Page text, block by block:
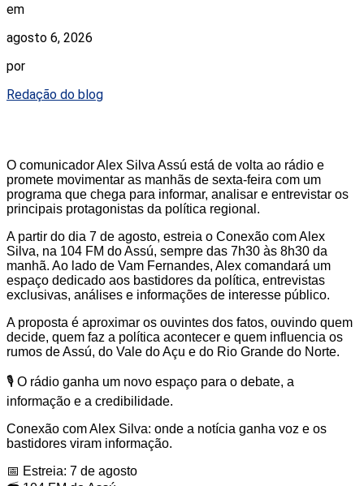
em
agosto 6, 2026
por
Redação do blog
O comunicador Alex Silva Assú está de volta ao rádio e
promete movimentar as manhãs de sexta-feira com um
programa que chega para informar, analisar e entrevistar os
principais protagonistas da política regional.
A partir do dia 7 de agosto, estreia o Conexão com Alex
Silva, na 104 FM do Assú, sempre das 7h30 às 8h30 da
manhã. Ao lado de Vam Fernandes, Alex comandará um
espaço dedicado aos bastidores da política, entrevistas
exclusivas, análises e informações de interesse público.
A proposta é aproximar os ouvintes dos fatos, ouvindo quem
decide, quem faz a política acontecer e quem influencia os
rumos de Assú, do Vale do Açu e do Rio Grande do Norte.
🎙️ O rádio ganha um novo espaço para o debate, a
informação e a credibilidade.
Conexão com Alex Silva: onde a notícia ganha voz e os
bastidores viram informação.
📅 Estreia: 7 de agosto